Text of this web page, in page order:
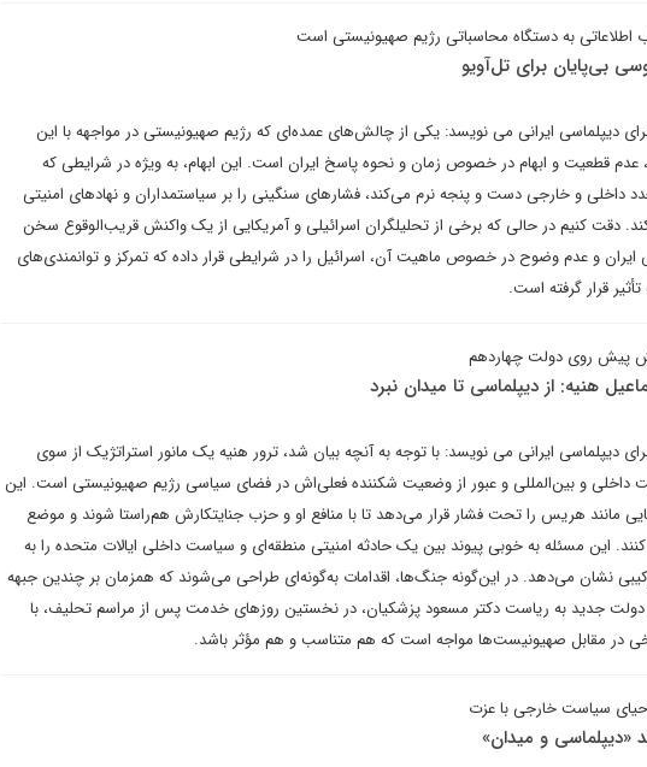
اطلاعاتی به دستگاه محاسباتی رژیم صهیونیستی است
بی‌پایان برای تل‌آویو
دیپلماسی ایرانی می نویسد: یکی از چالش‌های عمده‌ای که رژیم صهیونیستی در مواجهه با این
قطعیت و ابهام در خصوص زمان و نحوه پاسخ ایران است. این ابهام، به ویژه در شرایطی که
داخلی و خارجی دست و پنجه نرم می‌کند، فشارهای سنگینی را بر سیاستمداران و نهادهای امنیتی
دقت کنیم در حالی که برخی از تحلیلگران اسرائیلی و آمریکایی از یک واکنش قریب‌الوقوع سخن
ایران و عدم وضوح در خصوص ماهیت آن، اسرائیل را در شرایطی قرار داده که تمرکز و توانمندی‌های
قرار گرفته است.
پیش روی دولت چهاردهم
هنیه: از دیپلماسی تا میدان نبرد
دیپلماسی ایرانی می نویسد: با توجه به آنچه بیان شد، ترور هنیه یک مانور استراتژیک از سوی
داخلی و بین‌المللی و عبور از وضعیت شکننده فعلی‌اش در فضای سیاسی رژیم صهیونیستی است. این
مانند هریس را تحت فشار قرار می‌دهد تا با منافع او و حزب جنایتکارش هم‌راستا شوند و موضع
این مسئله به خوبی پیوند بین یک حادثه امنیتی منطقه‌ای و سیاست داخلی ایالات متحده را به
نشان می‌دهد. در این‌گونه جنگ‌ها، اقدامات به‌گونه‌ای طراحی می‌شوند که همزمان بر چندین جبهه
رو دولت جدید به ریاست دکتر مسعود پزشکیان، در نخستین روزهای خدمت پس از مراسم تحلیف، با
در مقابل صهیونیست‌ها مواجه است که هم متناسب و هم مؤثر باشد.
سیاست خارجی با عزت
«دیپلماسی و میدان»